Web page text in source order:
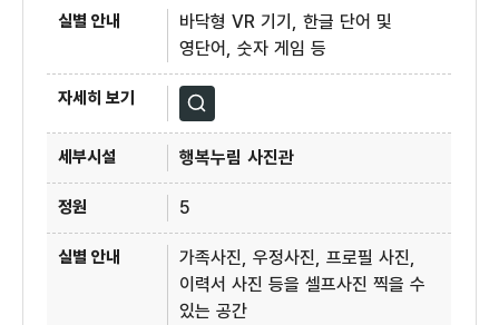
바닥형 VR 기기, 한글 단어 및
영단어, 숫자 게임 등
자세히보기
행복누림 사진관
5
가족사진, 우정사진, 프로필 사진,
이력서 사진 등을 셀프사진 찍을 수
있는 공간